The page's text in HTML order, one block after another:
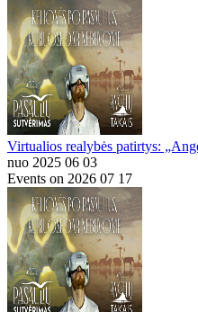
Virtualios realybės patirtys:
nuo 2025 06 03
Events on 2026 07 17